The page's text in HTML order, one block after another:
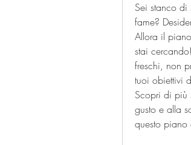
Sei stanco di
fame?
Allora il
stai
freschi, non
tuoi obiettivi
Scopri di più
gusto e alla
questo piano